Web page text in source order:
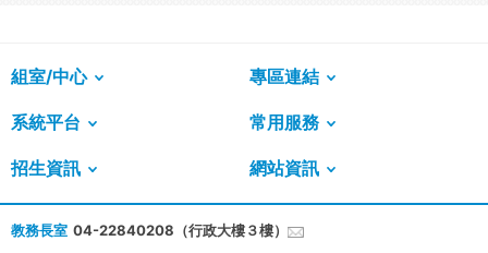
組室/中心 專區連結
系統平台 常用服務
招生資訊 網站資訊
教務長室 04-22840208（行政大樓３樓）